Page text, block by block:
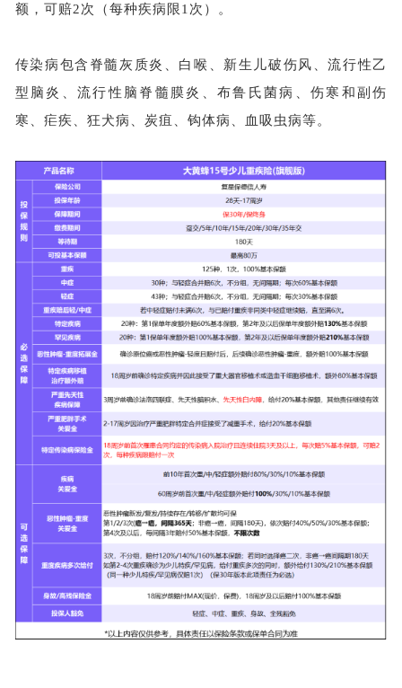
额，可赔2次（每种疾病限1次）。
传染病包含脊髓灰质炎、白喉、新生儿破伤风、流行性乙
型脑炎、流行性脑脊髓膜炎、布鲁氏菌病、伤寒和副伤
寒、疟疾、狂犬病、炭疽、钩体病、血吸虫病等。